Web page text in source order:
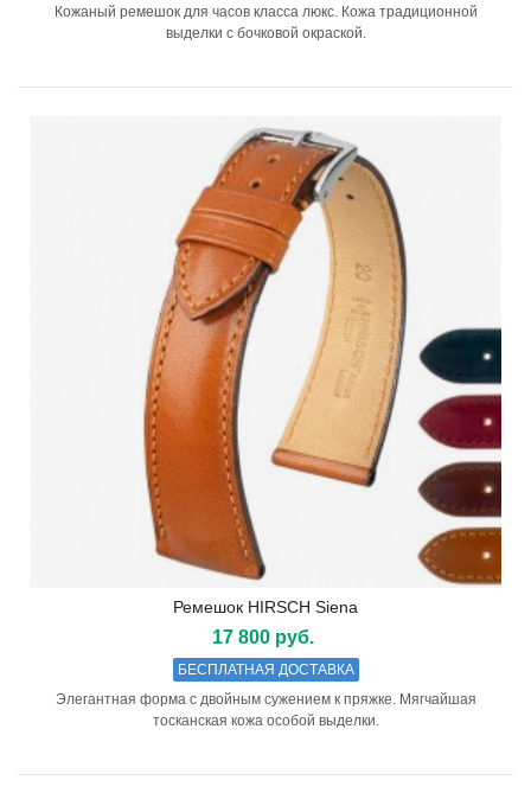
Кожаный ремешок для часов класса люкс. Кожа традиционной
выделки с бочковой окраской.
Ремешок HIRSCH Siena
17 800 руб.
БЕСПЛАТНАЯ ДОСТАВКА
Элегантная форма с двойным сужением к пряжке. Мягчайшая
тосканская кожа особой выделки.